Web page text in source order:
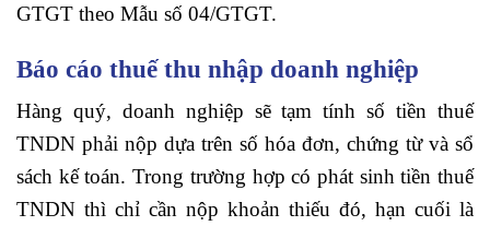
GTGT theo Mẫu số 04/GTGT.
Báo cáo thuế thu nhập doanh nghiệp
Hàng quý, doanh nghiệp sẽ tạm tính số tiền thuế
TNDN phải nộp dựa trên số hóa đơn, chứng từ và sổ
sách kế toán. Trong trường hợp có phát sinh tiền thuế
TNDN thì chỉ cần nộp khoản thiếu đó, hạn cuối là